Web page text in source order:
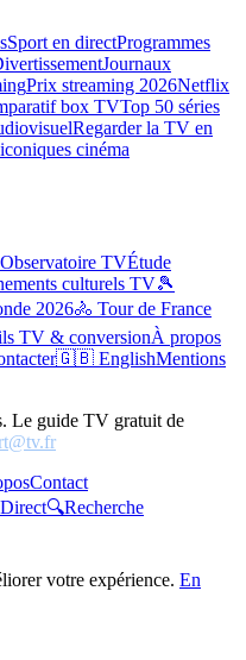
Sport en directProgrammes
Journaux
Prix streaming 2026Netflix
box TVTop 50 séries
Regarder la TV en
cinéma
Observatoire TVÉtude
culturels TV🎾
2026🚴 Tour de France
TV & conversionÀ propos
🇬🇧 EnglishMentions
Le guide TV gratuit de
Contact
Direct🔍Recherche
votre expérience. En